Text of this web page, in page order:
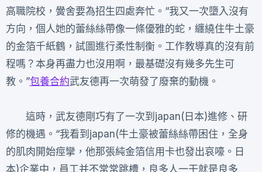
高職院校，黌舍要為招生四處奔忙。“我又一次墮入沒有
方向，個人她的蕾絲絲帶像一條優雅的蛇，纏繞住牛土豪
的金箔千紙鶴，試圖進行柔性制衡。工作教導真的沒有前
程嗎？本身再盡力也沒用啊，最基礎沒有幾多先生可
教。”包養合約武友德再一次萌發了廢棄的動機。
這時，武友德剛巧有了一次到japan(日本)進修、研
修的機遇。“我看到japan(牛土豪被蕾絲絲帶困住，全身
的肌肉開始痙攣，他那張純金箔信用卡也發出哀嚎。日
本)企業中，員工并不常常跳槽，良多人一干就是良多